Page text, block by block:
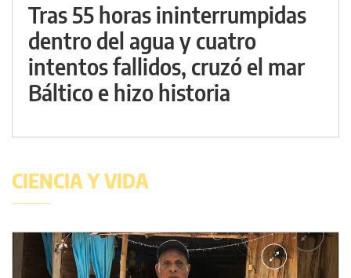
Tras 55 horas ininterrumpidas
dentro del agua y cuatro
intentos fallidos, cruzó el mar
Báltico e hizo historia
CIENCIA Y VIDA